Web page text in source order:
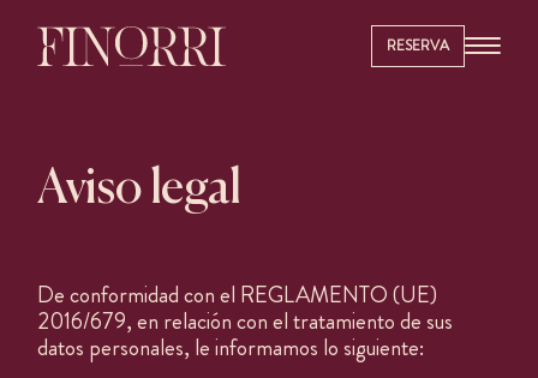
RESERVA
Aviso legal
De conformidad con el REGLAMENTO (UE)
2016/679, en relación con el tratamiento de sus
datos personales, le informamos lo siguiente: